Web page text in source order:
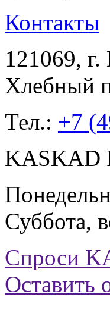
Контакты
121069, г.
Хлебный
Тел.: +7
KASKAD
Суббота,
Спроси
Оставить